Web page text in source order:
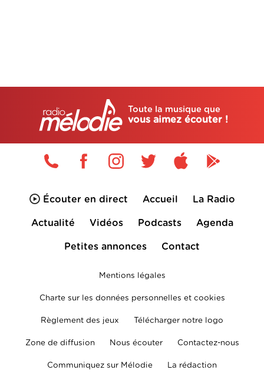
Toute la musique que
vous aimez écouter !
Écouter en direct Accueil La Radio
Actualité Vidéos Podcasts Agenda
Petites annonces Contact
Mentions légales
Charte sur les données personnelles et cookies
Règlement des jeux Télécharger notre logo
Zone de diffusion Nous écouter Contactez-nous
Communiquez sur Mélodie La rédaction